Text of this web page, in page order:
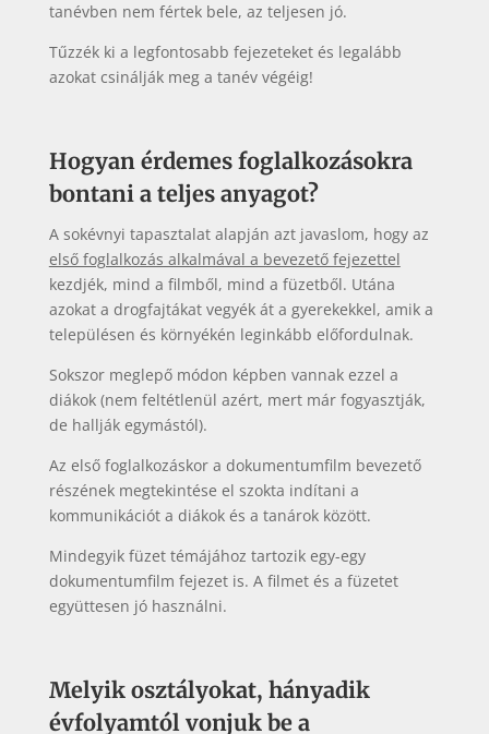
tanévben nem fértek bele, az teljesen jó.
Tűzzék ki a legfontosabb fejezeteket és legalább
azokat csinálják meg a tanév végéig!
Hogyan érdemes foglalkozásokra
bontani a teljes anyagot?
A sokévnyi tapasztalat alapján azt javaslom, hogy az
első foglalkozás alkalmával a bevezető fejezettel
kezdjék, mind a filmből, mind a füzetből. Utána
azokat a drogfajtákat vegyék át a gyerekekkel, amik a
településen és környékén leginkább előfordulnak.
Sokszor meglepő módon képben vannak ezzel a
diákok (nem feltétlenül azért, mert már fogyasztják,
de hallják egymástól).
Az első foglalkozáskor a dokumentumfilm bevezető
részének megtekintése el szokta indítani a
kommunikációt a diákok és a tanárok között.
Mindegyik füzet témájához tartozik egy-egy
dokumentumfilm fejezet is. A filmet és a füzetet
együttesen jó használni.
Melyik osztályokat, hányadik
évfolyamtól vonjuk be a